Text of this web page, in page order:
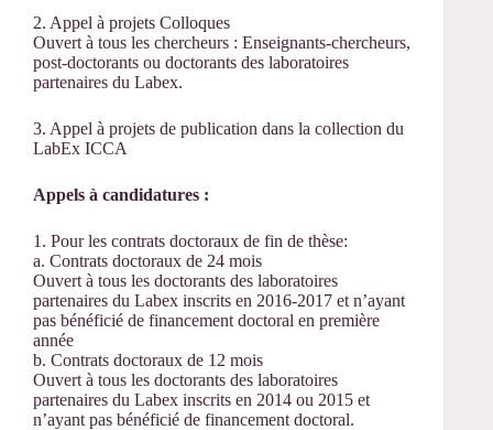
2. Appel à projets Colloques
Ouvert à tous les chercheurs : Enseignants-chercheurs,
post-doctorants ou doctorants des laboratoires
partenaires du Labex.
3. Appel à projets de publication dans la collection du
LabEx ICCA
Appels à candidatures :
1. Pour les contrats doctoraux de fin de thèse:
a. Contrats doctoraux de 24 mois
Ouvert à tous les doctorants des laboratoires
partenaires du Labex inscrits en 2016-2017 et n’ayant
pas bénéficié de financement doctoral en première
année
b. Contrats doctoraux de 12 mois
Ouvert à tous les doctorants des laboratoires
partenaires du Labex inscrits en 2014 ou 2015 et
n’ayant pas bénéficié de financement doctoral.